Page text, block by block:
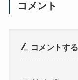
コメント
コメントする